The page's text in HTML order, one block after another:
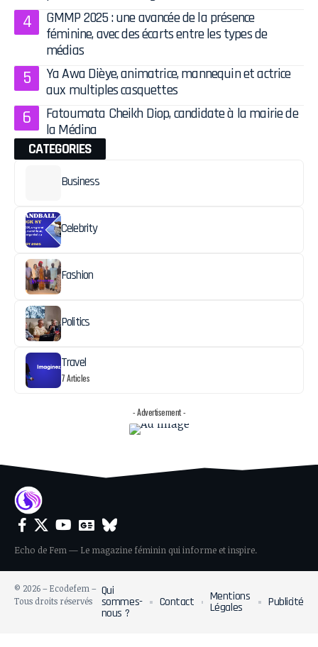
GMMP 2025 : une avancée de la présence
féminine, avec des écarts entre les types de
médias
Ya Awa Dièye, animatrice, mannequin et actrice
aux multiples casquettes
Fatoumata Cheikh Diop, candidate à la mairie de
la Médina
CATEGORIES
Business
Celebrity
Fashion
Politics
Travel
7 Articles
- Advertisement -
Echo de Fem — Le magazine féminin qui informe et inspire.
© 2026 – Ecodefem –
Tous droits réservés
Qui
sommes-
nous ?
Contact Mentions
Légales Publicité